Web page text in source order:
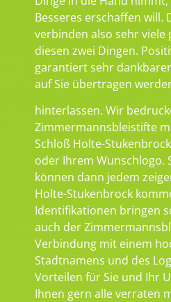
Besseres erschaffen will.
verbinden also sehr viele
diesen zwei Dingen.
garantiert sehr
auf Sie übertragen
hinterlassen. Wir
Zimmermannsbleistifte
Schloß Holte-
oder Ihrem Wunschlogo.
können dann jedem
Holte-Stukenbrock
Identifikationen bringen
auch der
Verbindung mit einem
Stadtnamens und des
Vorteilen für Sie und Ihr
Ihnen gern alle verraten